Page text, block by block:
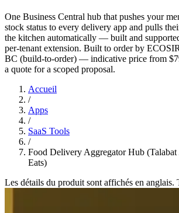
One Business Central hub that pushes your
stock status to every delivery app and pulls
the kitchen automatically — built and
per-tenant extension. Built to order by
BC (build-to-order) — indicative price from
a quote for a scoped proposal.
Accueil
/
Apps
/
SaaS Tools
/
Food Delivery Aggregator Hub
Eats)
Les détails du produit sont affichés en anglais.